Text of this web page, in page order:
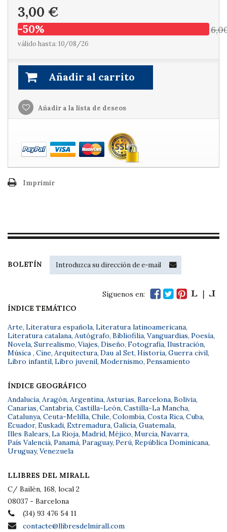
3,00 €
-50%
válido hasta: 10/08/26
Añadir al carrito
Añadir a la lista de deseos
Imprimir
BOLETÍN
Síguenos en:
ÍNDICE TEMÁTICO
Arte, Literatura española, Literatura latinoamericana,
Literatura catalana, Autógrafo, Bibliofilia, Vanguardias, Poesía,
Novela, Surrealismo, Viajes, Diseño, Fotografía, Ilustración,
Música , Cine, Arquitectura, Dau al Set, Historia, Guerra civil,
Libro infantil, Libro juvenil, Modernismo, Pensamiento
ÍNDICE GEOGRÁFICO
Andalucía, Aragón, Argentina, Asturias, Barcelona, Bolivia,
Canarias, Cantabria, Castilla-León, Castilla-La Mancha,
Catalunya, Ceuta-Melilla, Chile, Colombia, Costa Rica, Cuba,
Ecuador, Euskadi, Extremadura, Galicia, Guatemala,
Illes Balears, La Rioja, Madrid, Méjico, Murcia, Navarra,
País Valencià, Panamá, Paraguay, Perú, República Dominicana,
Uruguay, Venezuela
LLIBRES DEL MIRALL
C/ Bailèn, 168, local 2
08037 - Barcelona
(34) 93 476 54 11
contacte@llibresdelmirall.com